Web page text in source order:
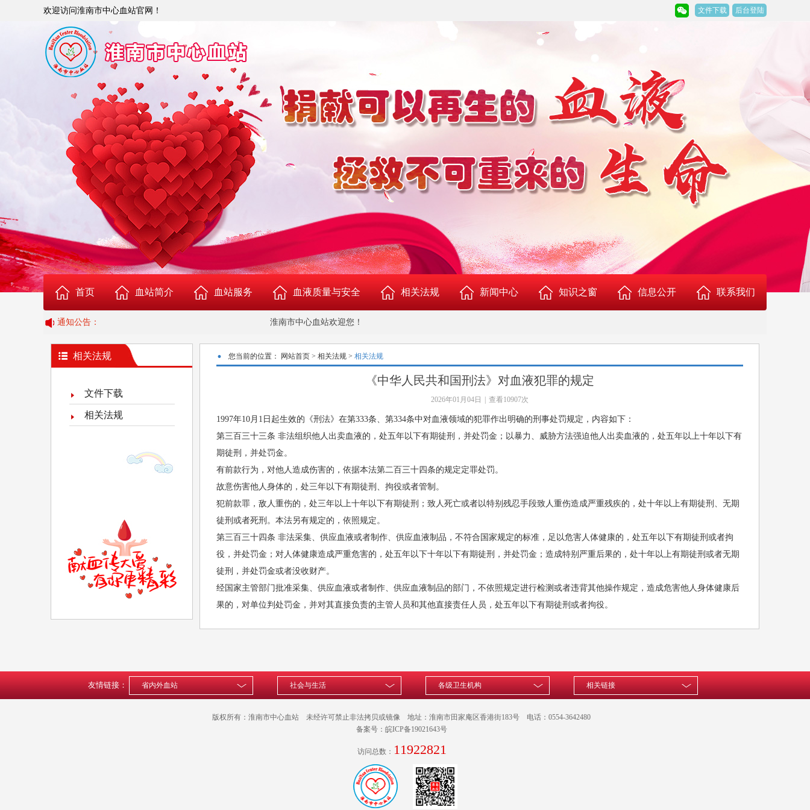
欢迎访问淮南市中心血站官网！ 文件下载 后台登陆
首页 血站简介
组织机构
血站位置图
血站服务
志愿应急献血者报名
Rh阴性血者俱乐部
临床供血
给血站提意见
血液质量与安全 相关法规 新闻中心 知识之窗
献血知识
造血干细胞捐献常识
技能提高
信息公开
医疗价格
献血服务
科普健教
监督保障
联系我们
通知公告： 淮南市中心血站欢迎您！
相关法规
文件下载
相关法规
· 您当前的位置： 网站首页 > 相关法规 > 相关法规
《中华人民共和国刑法》对血液犯罪的规定
2026年01月04日 查看10907次
1997年10月1日起生效的《刑法》在第333条、第334条中对血液领域的犯罪作出明确的刑事处罚规定，内容如下：
第三百三十三条 非法组织他人出卖血液的，处五年以下有期徒刑，并处罚金；以暴力、威胁方法强迫他人出卖血液的，处五年以上十年以下有
期徒刑，并处罚金。
有前款行为，对他人造成伤害的，依据本法第二百三十四条的规定定罪处罚。
故意伤害他人身体的，处三年以下有期徒刑、拘役或者管制。
犯前款罪，敌人重伤的，处三年以上十年以下有期徒刑；致人死亡或者以特别残忍手段致人重伤造成严重残疾的，处十年以上有期徒刑、无期
徒刑或者死刑。本法另有规定的，依照规定。
第三百三十四条 非法采集、供应血液或者制作、供应血液制品，不符合国家规定的标准，足以危害人体健康的，处五年以下有期徒刑或者拘
役，并处罚金；对人体健康造成严重危害的，处五年以下十年以下有期徒刑，并处罚金；造成特别严重后果的，处十年以上有期徒刑或者无期
徒刑，并处罚金或者没收财产。
经国家主管部门批准采集、供应血液或者制作、供应血液制品的部门，不依照规定进行检测或者违背其他操作规定，造成危害他人身体健康后
果的，对单位判处罚金，并对其直接负责的主管人员和其他直接责任人员，处五年以下有期徒刑或者拘役。
友情链接： 省内外血站 社会与生活 各级卫生机构 相关链接
版权所有： 淮南市中心血站 未经许可禁止非法拷贝或镜像 地址： 淮南市田家庵区香港街183号
电话：0554-3642480
备案号： 皖ICP备19021643号
访问总数： 11922821